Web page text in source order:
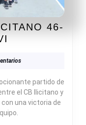
46-
ILICITANO
66
ADESAVI
partido de
el CB Ilicitano y
una victoria de